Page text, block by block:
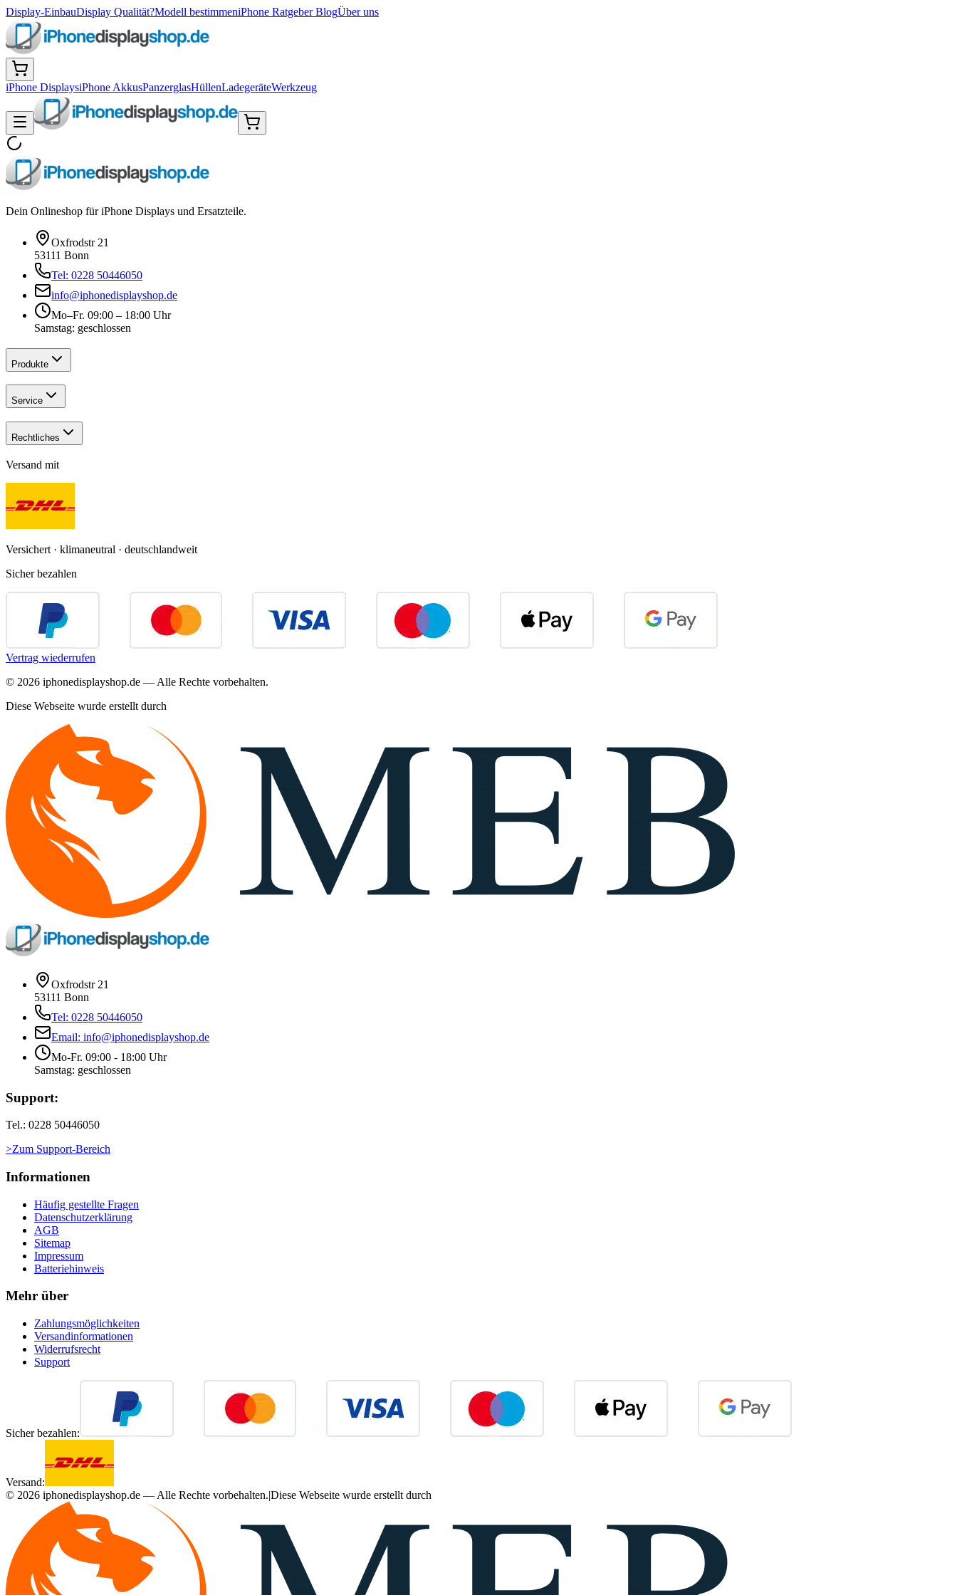
Display-EinbauDisplay Qualität?Modell bestimmeniPhone Ratgeber BlogÜber uns
iPhone DisplaysiPhone AkkusPanzerglasHüllenLadegeräteWerkzeug
Dein Onlineshop für iPhone Displays und Ersatzteile.
Oxfrodstr 21
53111 Bonn
Tel: 0228 50446050
info@iphonedisplayshop.de
Mo–Fr. 09:00 – 18:00 Uhr
Samstag: geschlossen
Produkte
Service
Rechtliches
Versand mit
Versichert · klimaneutral · deutschlandweit
Sicher bezahlen
Vertrag wiederrufen
© 2026 iphonedisplayshop.de — Alle Rechte vorbehalten.
Diese Webseite wurde erstellt durch
Oxfrodstr 21
53111 Bonn
Tel: 0228 50446050
Email: info@iphonedisplayshop.de
Mo-Fr. 09:00 - 18:00 Uhr
Samstag: geschlossen
Support:
Tel.: 0228 50446050
>Zum Support-Bereich
Informationen
Häufig gestellte Fragen
Datenschutzerklärung
AGB
Sitemap
Impressum
Batteriehinweis
Mehr über
Zahlungsmöglichkeiten
Versandinformationen
Widerrufsrecht
Support
Sicher bezahlen:
Versand:
© 2026 iphonedisplayshop.de — Alle Rechte vorbehalten.|Diese Webseite wurde erstellt durch